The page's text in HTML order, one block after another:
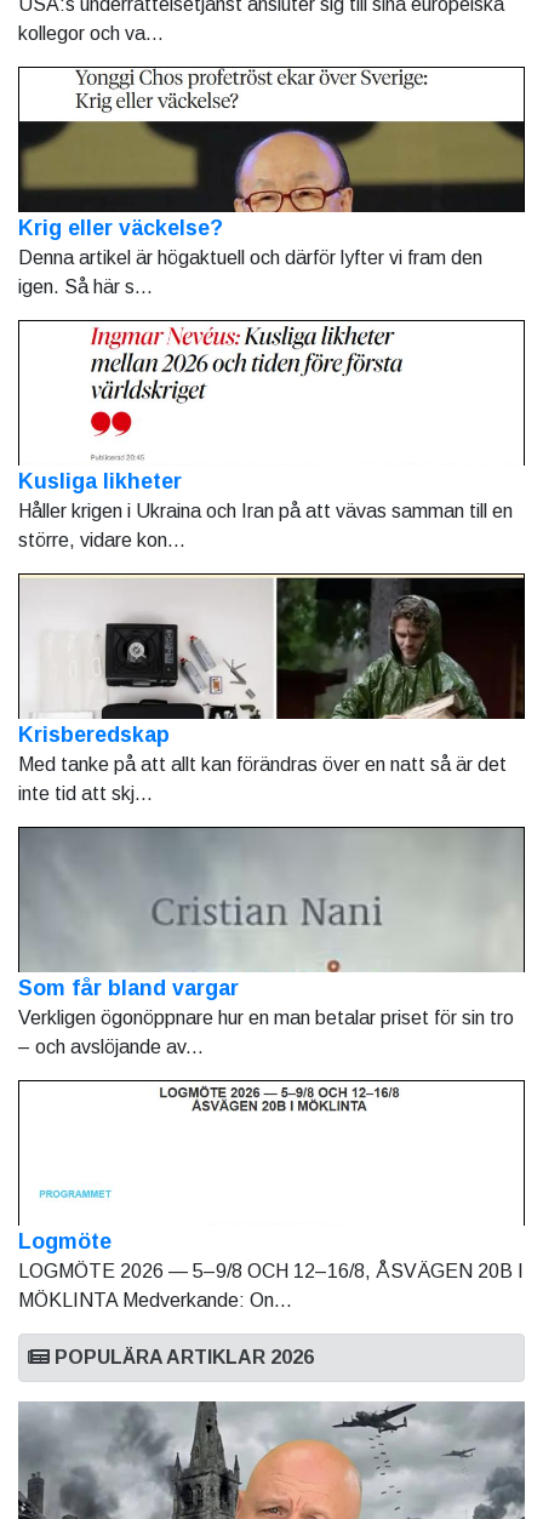
kollegor och va...
Krig eller väckelse?
Denna artikel är högaktuell och därför lyfter vi fram den
igen. Så här s...
Kusliga likheter
Håller krigen i Ukraina och Iran på att vävas samman till en
större, vidare kon...
Krisberedskap
Med tanke på att allt kan förändras över en natt så är det
inte tid att skj...
Som får bland vargar
Verkligen ögonöppnare hur en man betalar priset för sin tro
– och avslöjande av...
Logmöte
LOGMÖTE 2026 — 5–9/8 OCH 12–16/8, ÅSVÄGEN 20B I
MÖKLINTA Medverkande: On...
POPULÄRA ARTIKLAR 2026